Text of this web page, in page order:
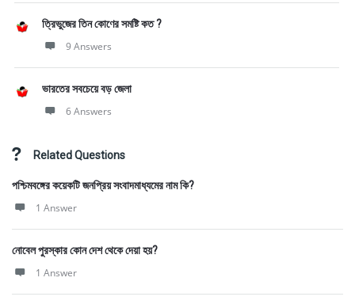
ত্রিভুজের তিন কোণের সমষ্টি কত ?
9 Answers
ভারতের সবচেয়ে বড় জেলা
6 Answers
Related Questions
পশ্চিমবঙ্গের কয়েকটি জনপ্রিয় সংবাদমাধ্যমের নাম কি?
1 Answer
নোবেল পুরস্কার কোন দেশ থেকে দেয়া হয়?
1 Answer